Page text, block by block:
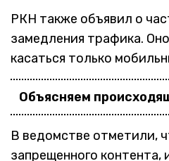
РКН также объявил о
замедления трафика.
касаться только
Объясняем
В ведомстве отметили,
запрещенного контента,